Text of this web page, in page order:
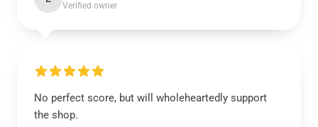
Verified owner
No perfect score, but will wholeheartedly support
the shop.